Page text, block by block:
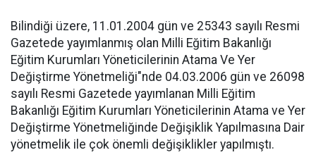
Bilindiği üzere, 11.01.2004 gün ve 25343 sayılı Resmi
Gazetede yayımlanmış olan Milli Eğitim Bakanlığı
Eğitim Kurumları Yöneticilerinin Atama Ve Yer
Değiştirme Yönetmeliği"nde 04.03.2006 gün ve 26098
sayılı Resmi Gazetede yayımlanan Milli Eğitim
Bakanlığı Eğitim Kurumları Yöneticilerinin Atama ve Yer
Değiştirme Yönetmeliğinde Değişiklik Yapılmasına Dair
yönetmelik ile çok önemli değişiklikler yapılmıştı.